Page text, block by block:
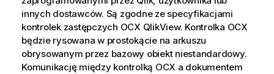
innych dostawców. Są zgodne ze specyfikacjami
kontrolek zastępczych OCX QlikView. Kontrolka OCX
będzie rysowana w prostokącie na arkuszu
obrysowanym przez bazowy obiekt niestandardowy.
Komunikację między kontrolką OCX a dokumentem